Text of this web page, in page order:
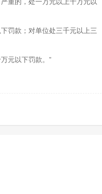
罚款；对单位处三千元以上三
元以下罚款。”